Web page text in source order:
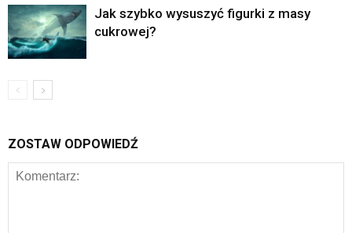
Jak szybko wysuszyć figurki z masy
cukrowej?
ZOSTAW ODPOWIEDŹ